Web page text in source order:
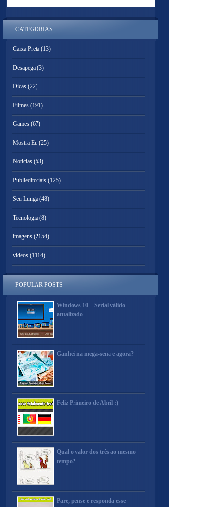
CATEGORIAS
Caixa Preta (13)
Desapega (3)
Dicas (22)
Filmes (191)
Games (67)
Mostra Eu (25)
Noticias (53)
Publieditoriais (125)
Seu Lunga (48)
Tecnologia (8)
imagens (2154)
videos (1114)
POPULAR POSTS
Windows 10 – Serial válido
atualizado
Ganhei na mega-sena e agora?
Feliz Primeiro de Abril :)
Qual o valor dos três ao mesmo
tempo?
Pare, pense e responda esse